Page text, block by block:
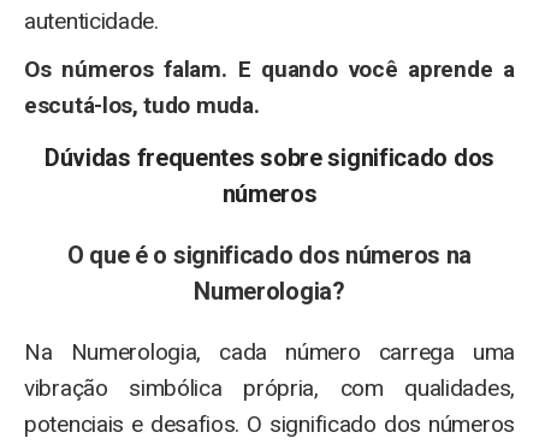
autenticidade.
Os números falam. E quando você aprende a
escutá-los, tudo muda.
Dúvidas frequentes sobre significado dos
números
O que é o significado dos números na
Numerologia?
Na Numerologia, cada número carrega uma
vibração simbólica própria, com qualidades,
potenciais e desafios. O significado dos números